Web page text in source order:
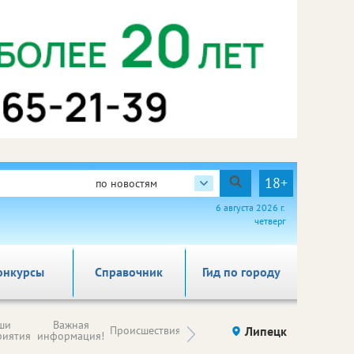
по новостям 18+
6 августа 2026 г.
четверг
Справочник Гид по городу
Важная
информация! Происшествия Здоровье компаний (на
правах
Липецк